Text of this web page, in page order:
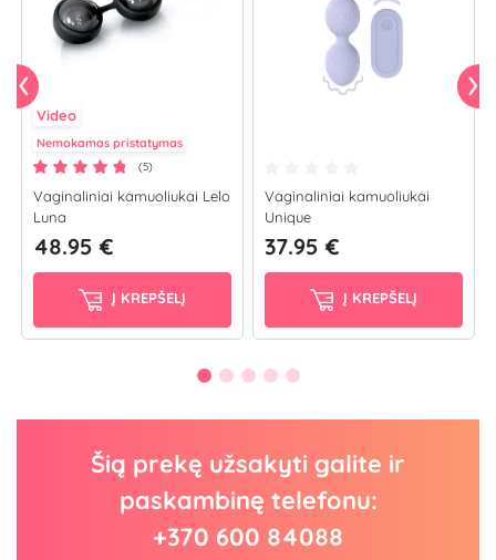
Video
Nemokamas pristatymas
(5)
Vaginaliniai kamuoliukai Lelo
Luna
48.95 €
Į KREPŠELĮ
Vaginaliniai kamuoliukai
Unique
37.95 €
Į KREPŠELĮ
Šią prekę užsakyti galite ir
paskambinę telefonu:
+370 600 84088